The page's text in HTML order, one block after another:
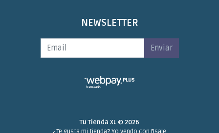
NEWSLETTER
Enviar
Tu Tienda XL © 2026